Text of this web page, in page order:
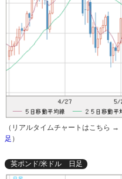
（リアルタイムチャートはこちら →
足 ）
英ポンド/米ドル 日足